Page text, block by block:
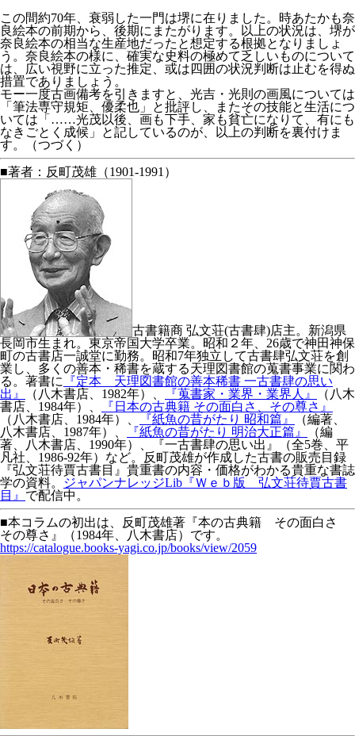
この間約70年、衰弱した一門は堺に在りました。時あたかも奈
良絵本の前期から、後期にまたがります。以上の状況は、堺が
奈良絵本の相当な生産地だったと想定する根拠となりましょ
う。奈良絵本の様に、確実な史料の極めて乏しいものについて
は、広い視野に立った推定、或は四囲の状況判断は止むを得ぬ
措置でありましょう。
モー一度古画備考を引きますと、光吉・光則の画風については
「筆法専守規矩、優柔也」と批評し、またその技能と生活につ
いては「……光茂以後、画も下手、家も貧亡になりて、有にも
なきごとく成候」と記しているのが、以上の判断を裏付けま
す。（つづく）
■著者：反町茂雄（1901-1991）
古書籍商 弘文荘(古書肆)店主。新潟県
長岡市生まれ。東京帝国大学卒業。昭和２年、26歳で神田神保
町の古書店一誠堂に勤務。昭和7年独立して古書肆弘文荘を創
業し、多くの善本・稀書を蔵する天理図書館の蒐書事業に関わ
る。著書に
『定本 天理図書館の善本稀書 一古書肆の思い
出』
（八木書店、1982年）、 『蒐書家・業界・業界人』
（八木
書店、1984年）、
『日本の古典籍 その面白さ、その尊さ』
（八木書店、1984年）、
『紙魚の昔がたり 昭和篇』
（編著、
八木書店、1987年）、
『紙魚の昔がたり 明治大正篇』
（編
著、八木書店、1990年）、『一古書肆の思い出』（全5巻、平
凡社、1986-92年）など。反町茂雄が作成した古書の販売目録
『弘文荘待賈古書目』貴重書の内容・価格がわかる貴重な書誌
学の資料。
ジャパンナレッジLib『Ｗｅｂ版 弘文荘待賈古書
目』 で配信中。
■本コラムの初出は、反町茂雄著『本の古典籍 その面白さ
その尊さ』（1984年、八木書店）です。
https://catalogue.books-yagi.co.jp/books/view/2059